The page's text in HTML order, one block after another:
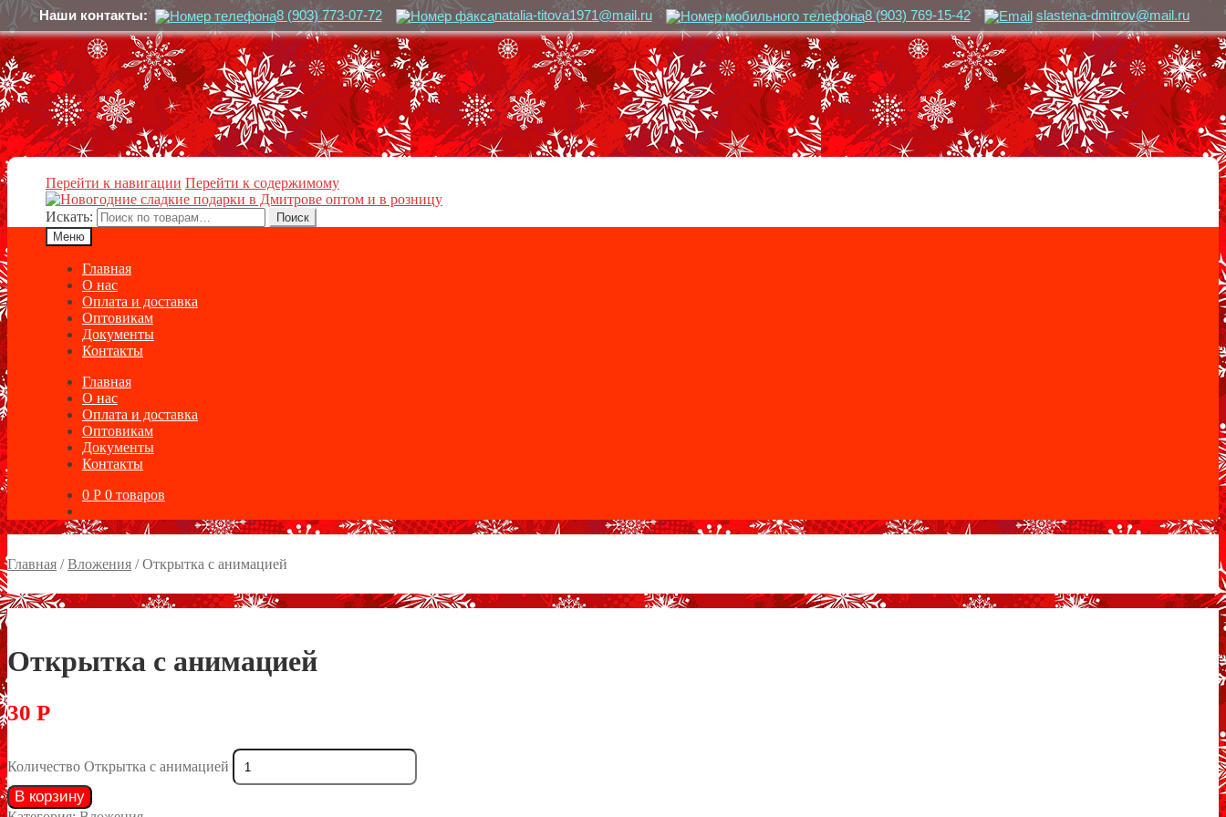
Наши контакты: 8 (903) 773-07-72 natalia-titova1971@mail.ru 8 (903) 769-15-42 slastena-dmitrov@mail.ru
Перейти к навигации Перейти к содержимому
Искать:
Поиск
Меню
Главная
О нас
Оплата и доставка
Оптовикам
Документы
Контакты
Главная
О нас
Оплата и доставка
Оптовикам
Документы
Контакты
0 Р 0 товаров
Главная /Вложения /Открытка с анимацией
Открытка с анимацией
30 Р
Количество Открытка с анимацией
В корзину